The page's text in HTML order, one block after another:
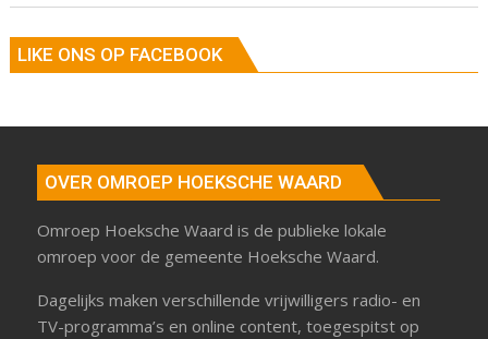
LIKE ONS OP FACEBOOK
OVER OMROEP HOEKSCHE WAARD
Omroep Hoeksche Waard is de publieke lokale
omroep voor de gemeente Hoeksche Waard.
Dagelijks maken verschillende vrijwilligers radio- en
TV-programma’s en online content, toegespitst op